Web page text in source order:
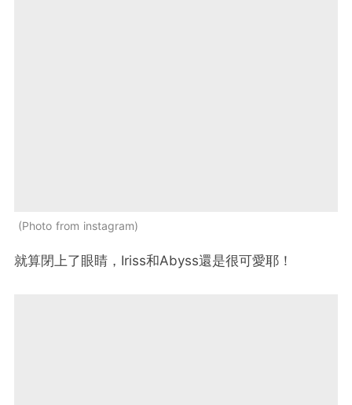
Photo from instagram
就算閉上了眼睛，Iriss和Abyss還是很可愛耶！